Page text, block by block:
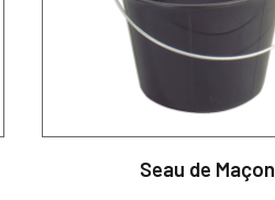
Seau de Maçon